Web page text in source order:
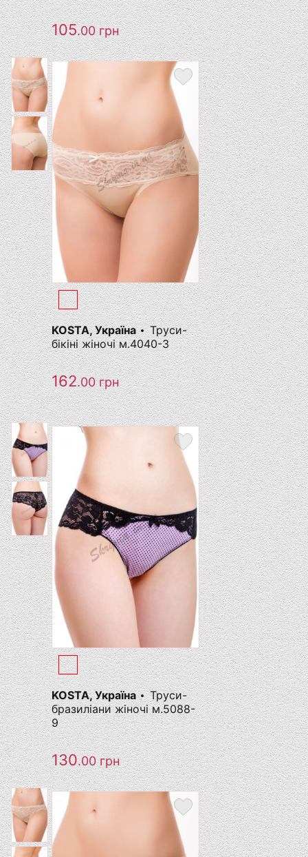
105.00грн
KOSTA, Україна
Труси-
бікіні жіночі м.4040-3
162.00грн
KOSTA, Україна
Труси-
бразиліани жіночі м.5088-
9
130.00грн